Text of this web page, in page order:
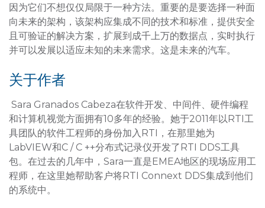
因为它们不想仅仅局限于一种方法。重要的是要选择一种面
向未来的架构，该架构应集成不同的技术和标准，提供安全
且可验证的解决方案，扩展到成千上万的数据点，实时执行
并可以发展以适应未知的未来需求。这是未来的汽车。
关于作者
Sara Granados Cabeza在软件开发、中间件、硬件编程
和计算机视觉方面拥有10多年的经验。她于2011年以RTI工
具团队的软件工程师的身份加入RTI，在那里她为
LabVIEW和C / C ++分布式记录仪开发了RTI DDS工具
包。在过去的几年中，Sara一直是EMEA地区的现场应用工
程师，在这里她帮助客户将RTI Connext DDS集成到他们
的系统中。